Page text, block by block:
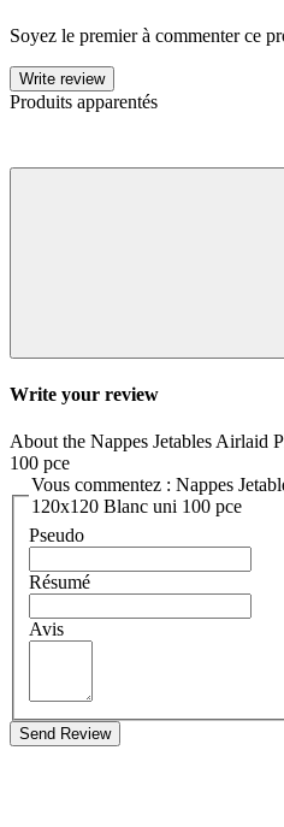
Soyez le premier à commenter ce
Write review
Produits apparentés
Write your review
About the Nappes Jetables Airlaid
100 pce
Vous commentez : Nappes Jetables Airlaid Plus Color
120x120 Blanc uni 100 pce
Pseudo
Résumé
Avis
Send Review